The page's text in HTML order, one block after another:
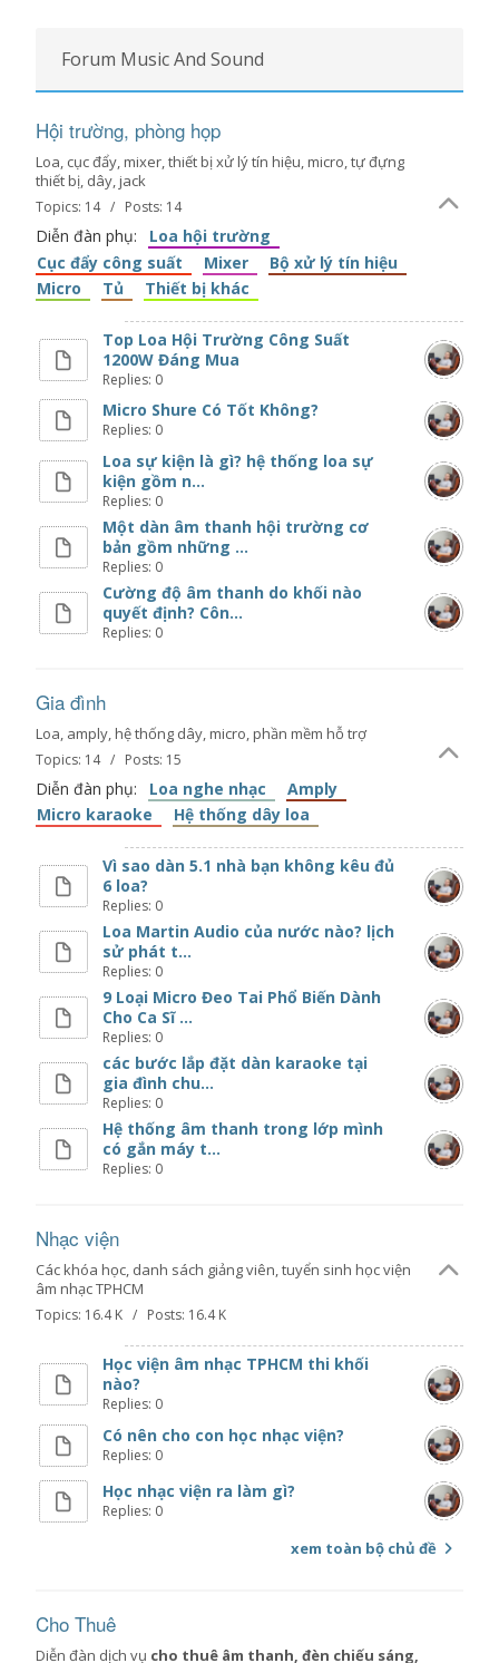
Forum Music And Sound
Hội trường, phòng họp
Loa, cục đẩy, mixer, thiết bị xử lý tín hiệu, micro, tự đựng
thiết bị, dây, jack
Topics: 14 / Posts: 14
Diễn đàn phụ:
Loa hội trường
Cục đẩy công suất
Mixer
Bộ xử lý tín hiệu
Micro
Tủ Thiết bị khác
Top Loa Hội Trường Công Suất
1200W Đáng Mua
Replies: 0
Micro Shure Có Tốt Không?
Replies: 0
Loa sự kiện là gì? hệ thống loa sự
kiện gồm n...
Replies: 0
Một dàn âm thanh hội trường cơ
bản gồm những ...
Replies: 0
Cường độ âm thanh do khối nào
quyết định? Côn...
Replies: 0
Gia đình
Loa, amply, hệ thống dây, micro, phần mềm hỗ trợ
Topics: 14 / Posts: 15
Diễn đàn phụ: Loa nghe nhạc
Amply
Micro karaoke
Hệ thống dây loa
Vì sao dàn 5.1 nhà bạn không kêu đủ
6 loa?
Replies: 0
Loa Martin Audio của nước nào? lịch
sử phát t...
Replies: 0
9 Loại Micro Đeo Tai Phổ Biến Dành
Cho Ca Sĩ ...
Replies: 0
các bước lắp đặt dàn karaoke tại
gia đình chu...
Replies: 0
Hệ thống âm thanh trong lớp mình
có gắn máy t...
Replies: 0
Nhạc viện
Các khóa học, danh sách giảng viên, tuyển sinh học viện
âm nhạc TPHCM
Topics: 16.4 K / Posts: 16.4 K
Học viện âm nhạc TPHCM thi khối
nào?
Replies: 0
Có nên cho con học nhạc viện?
Replies: 0
Học nhạc viện ra làm gì?
Replies: 0
xem toàn bộ chủ đề
Cho Thuê
Diễn đàn dịch vụ cho thuê âm thanh, đèn chiếu sáng,